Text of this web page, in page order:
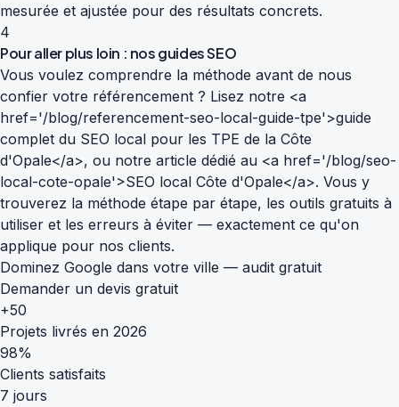
mesurée et ajustée pour des résultats concrets.
4
Pour aller plus loin : nos guides SEO
Vous voulez comprendre la méthode avant de nous
confier votre référencement ? Lisez notre <a
href='/blog/referencement-seo-local-guide-tpe'>guide
complet du SEO local pour les TPE de la Côte
d'Opale</a>, ou notre article dédié au <a href='/blog/seo-
local-cote-opale'>SEO local Côte d'Opale</a>. Vous y
trouverez la méthode étape par étape, les outils gratuits à
utiliser et les erreurs à éviter — exactement ce qu'on
applique pour nos clients.
Dominez Google dans votre ville — audit gratuit
Demander un devis gratuit
+50
Projets livrés en 2026
98%
Clients satisfaits
7 jours